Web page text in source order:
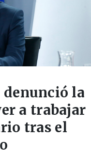
denunció la
a trabajar
tras el